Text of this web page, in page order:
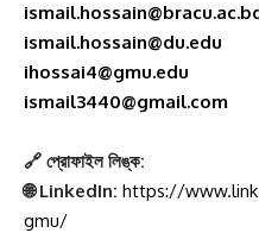
ismail.hossain@du.edu
ihossai4@gmu.edu
ismail3440@gmail.com
🔗 প্রোফাইল লিঙ্ক:
🌐 LinkedIn: https://
gmu/